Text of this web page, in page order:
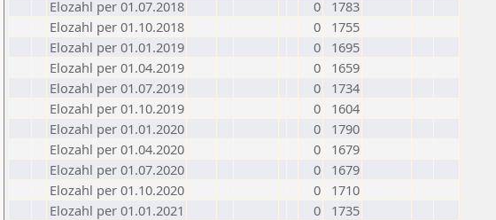
Elozahl per 01.07.2018
0
1783
Elozahl per 01.10.2018
0
1755
Elozahl per 01.01.2019
0
1695
Elozahl per 01.04.2019
0
1659
Elozahl per 01.07.2019
0
1734
Elozahl per 01.10.2019
0
1604
Elozahl per 01.01.2020
0
1790
Elozahl per 01.04.2020
0
1679
Elozahl per 01.07.2020
0
1679
Elozahl per 01.10.2020
0
1710
Elozahl per 01.01.2021
0
1735